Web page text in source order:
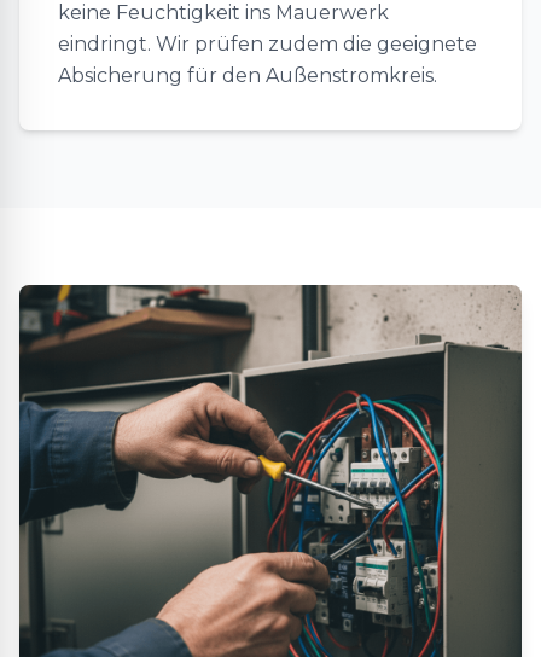
keine Feuchtigkeit ins Mauerwerk
eindringt. Wir prüfen zudem die geeignete
Absicherung für den Außenstromkreis.